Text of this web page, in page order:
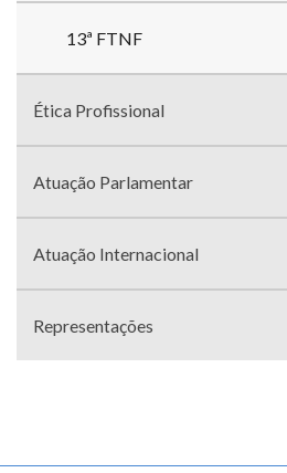
13ª FTNF
Ética Profissional
Atuação Parlamentar
Atuação Internacional
Representações